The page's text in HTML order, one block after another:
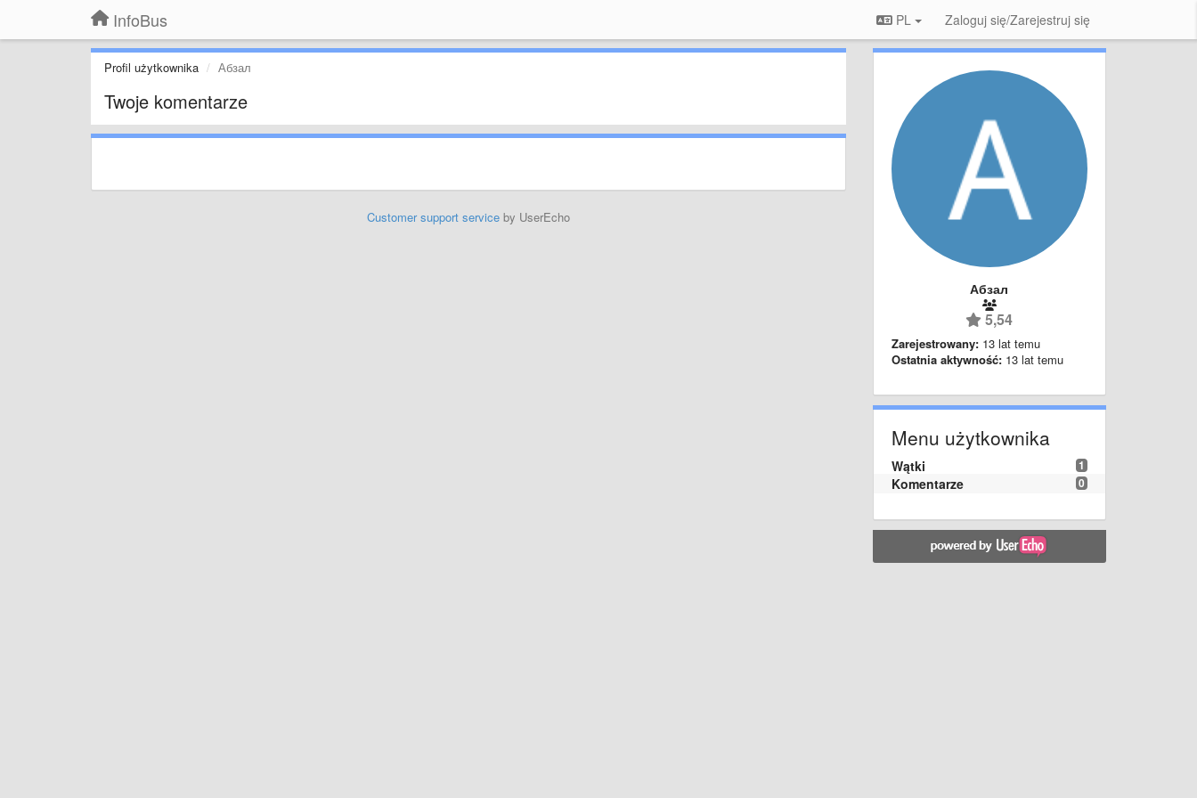
InfoBus PL Zaloguj się/Zarejestruj się
Profil użytkownika Абзал
Twoje komentarze
Customer support serviceby UserEcho
Абзал
5,54
Zarejestrowany: 13 lat temu
Ostatnia aktywność: 13 lat temu
Menu użytkownika
1
Wątki
0
Komentarze